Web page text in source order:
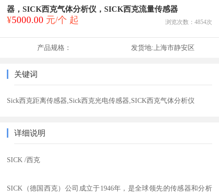
器，SICK西克气体分析仪，SICK西克流量传感器
¥5000.00 元/个 起 浏览次数： 4854次
产品规格： 发货地: 上海市静安区
关键词
Sick西克距离传感器,Sick西克光电传感器,SICK西克气体分析仪
详细说明
SICK /西克
SICK（德国西克）公司成立于1946年，是全球领先的传感器和分析